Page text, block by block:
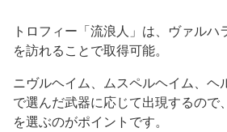
トロフィー「流浪人」は、ヴァル
を訪れることで取得可能。
ニヴルヘイム、ムスペルヘイム、ヘ
で選んだ武器に応じて出現するので
を選ぶのがポイントです。